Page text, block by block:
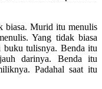
biasa. Murid itu menulis
Yang tidak biasa
buku tulisnya. Benda itu
darinya. Benda itu
Padahal saat itu